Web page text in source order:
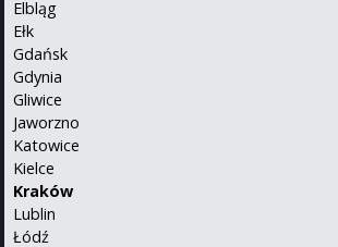
Elbląg
Ełk
Gdańsk
Gdynia
Gliwice
Jaworzno
Katowice
Kielce
Kraków
Lublin
Łódź